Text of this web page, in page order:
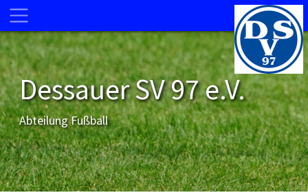
Dessauer SV 97 e.V.
Abteilung Fußball